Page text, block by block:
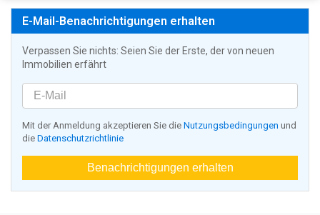
E-Mail-Benachrichtigungen erhalten
Verpassen Sie nichts: Seien Sie der Erste, der von neuen
Immobilien erfährt
Mit der Anmeldung akzeptieren Sie die Nutzungsbedingungen und
die Datenschutzrichtlinie
Benachrichtigungen erhalten